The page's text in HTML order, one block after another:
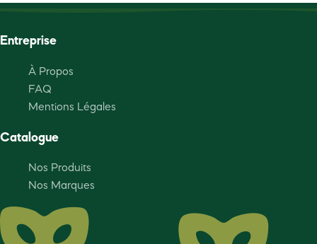
Entreprise
À Propos
FAQ
Mentions Légales
Catalogue
Nos Produits
Nos Marques